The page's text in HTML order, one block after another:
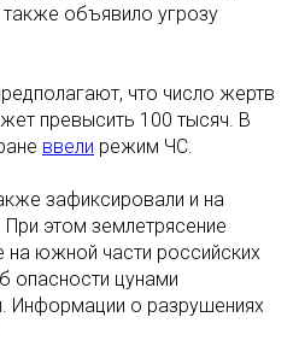
объявило угрозу
что число жертв
превысить 100 тысяч. В
ввели режим ЧС.
зафиксировали и на
этом землетрясение
южной части российских
опасности цунами
Информации о разрушениях